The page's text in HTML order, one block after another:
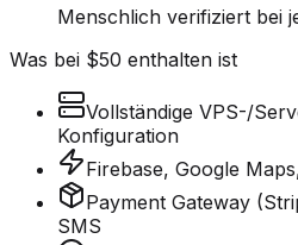
Menschlich verifiziert bei
Was bei $50 enthalten ist
Vollständige VPS-/
Konfiguration
Firebase, Google
Payment Gateway
SMS